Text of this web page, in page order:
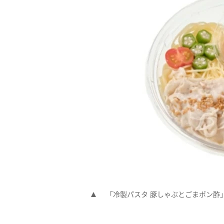
「冷製パスタ 豚しゃぶとごまポン酢